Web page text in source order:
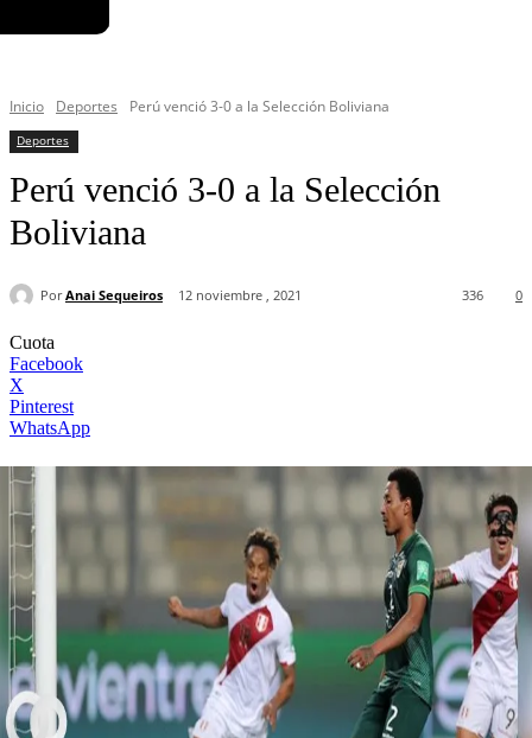
Inicio Deportes Perú venció 3-0 a la Selección Boliviana
Deportes
Perú venció 3-0 a la Selección
Boliviana
Por Anai Sequeiros 12 noviembre , 2021 0
336
Cuota
Facebook
X
Pinterest
WhatsApp